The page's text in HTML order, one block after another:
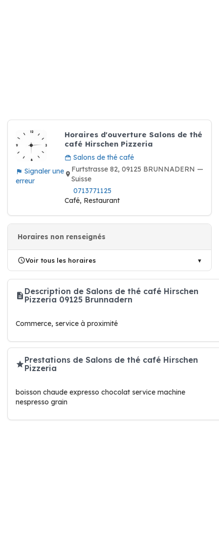
Signaler une
erreur
Horaires d'ouverture Salons de thé
café Hirschen Pizzeria
Salons de thé café
Furtstrasse 82, 09125 BRUNNADERN —
Suisse
0713771125
Café, Restaurant
Horaires non renseignés
Voir tous les horaires
Description de Salons de thé café Hirschen
Pizzeria 09125 Brunnadern
Commerce, service à proximité
Prestations de Salons de thé café Hirschen
Pizzeria
boisson chaude expresso chocolat service machine
nespresso grain